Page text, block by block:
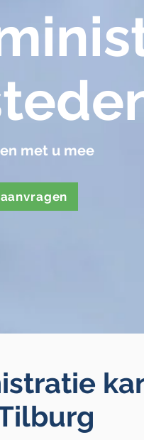
met u mee